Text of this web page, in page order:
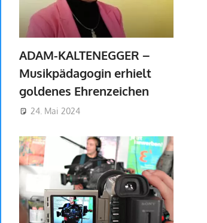
ADAM-KALTENEGGER –
Musikpädagogin erhielt
goldenes Ehrenzeichen
24. Mai 2024